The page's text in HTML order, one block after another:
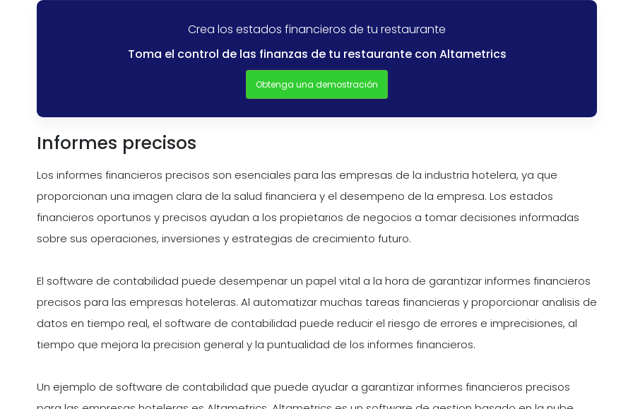
Crea los estados financieros de tu restaurante
Toma el control de las finanzas de tu restaurante con Altametrics
Obtenga una demostración
Informes precisos
Los informes financieros precisos son esenciales para las empresas de la industria hotelera, ya que
proporcionan una imagen clara de la salud financiera y el desempeno de la empresa. Los estados
financieros oportunos y precisos ayudan a los propietarios de negocios a tomar decisiones informadas
sobre sus operaciones, inversiones y estrategias de crecimiento futuro.
El software de contabilidad puede desempenar un papel vital a la hora de garantizar informes financieros
precisos para las empresas hoteleras. Al automatizar muchas tareas financieras y proporcionar analisis de
datos en tiempo real, el software de contabilidad puede reducir el riesgo de errores e imprecisiones, al
tiempo que mejora la precision general y la puntualidad de los informes financieros.
Un ejemplo de software de contabilidad que puede ayudar a garantizar informes financieros precisos